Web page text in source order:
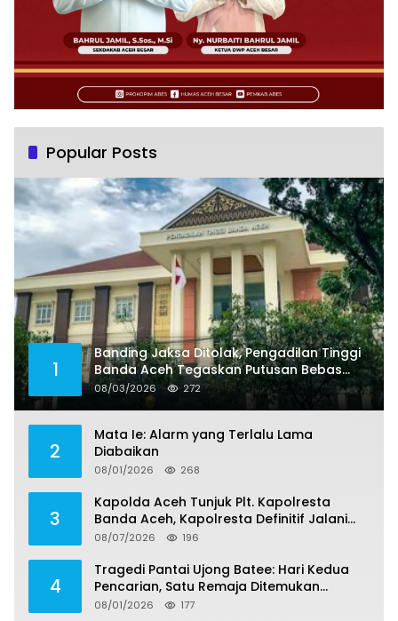
Popular Posts
1
Banding Jaksa Ditolak, Pengadilan Tinggi
Banda Aceh Tegaskan Putusan Bebas
Dua Terdakwa Korupsi Tak Bisa Diajukan
08/03/2026 272
2
Mata Ie: Alarm yang Terlalu Lama
Diabaikan
08/01/2026 268
3
Kapolda Aceh Tunjuk Plt. Kapolresta
Banda Aceh, Kapolresta Definitif Jalani
Pemeriksaan di Mabes Polri
08/07/2026 196
4
Tragedi Pantai Ujong Batee: Hari Kedua
Pencarian, Satu Remaja Ditemukan
Meninggal, Tiga Korban Masih Dicari
08/01/2026 177